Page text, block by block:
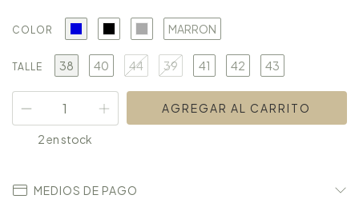
COLOR MARRON
TALLE 38 40 44 39 41 42 43
2en stock
MEDIOS DE PAGO